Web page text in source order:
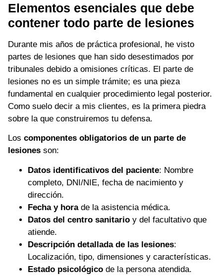
Elementos esenciales que debe
contener todo parte de lesiones
Durante mis años de práctica profesional, he visto
partes de lesiones que han sido desestimados por
tribunales debido a omisiones críticas. El parte de
lesiones no es un simple trámite; es una pieza
fundamental en cualquier procedimiento legal posterior.
Como suelo decir a mis clientes, es la primera piedra
sobre la que construiremos tu defensa.
Los componentes obligatorios de un parte de
lesiones son:
Datos identificativos del paciente: Nombre
completo, DNI/NIE, fecha de nacimiento y
dirección.
Fecha y horade la asistencia médica.
Datos del centro sanitario y del facultativo que
atiende.
Descripción detallada de las lesiones:
Localización, tipo, dimensiones y características.
Estado psicológico de la persona atendida.